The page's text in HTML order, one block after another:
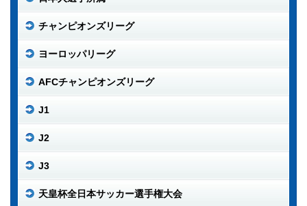
チャンピオンズリーグ
ヨーロッパリーグ
AFCチャンピオンズリーグ
J1
J2
J3
天皇杯全日本サッカー選手権大会